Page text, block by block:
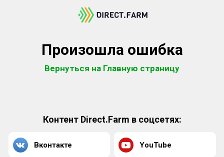
Произошла ошибка
Вернуться на Главную страницу
Контент Direct.Farm в соцсетях:
Вконтакте YouTube